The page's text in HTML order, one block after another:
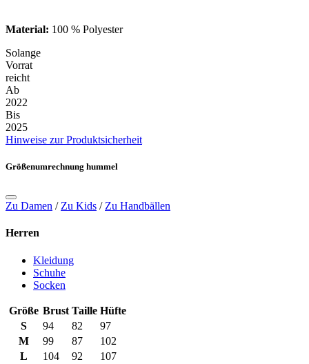
Material: 100 % Polyester
Solange
Vorrat
reicht
Ab
2022
Bis
2025
Hinweise zur Produktsicherheit
Größenumrechnung hummel
Zu Damen / Zu Kids / Zu Handbällen
Herren
Kleidung
Schuhe
Socken
Größe Brust Taille Hüfte
S
94 82
97
M
99 87
102
L
104 92
107